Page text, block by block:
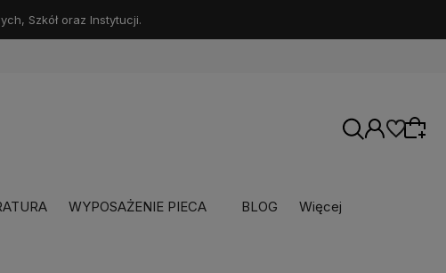
Szkół oraz Instytucji.
WYPOSAŻENIE PIECA BLOG Więcej